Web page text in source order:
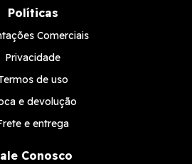
Políticas
Comerciais
Privacidade
de uso
e devolução
e entrega
Conosco